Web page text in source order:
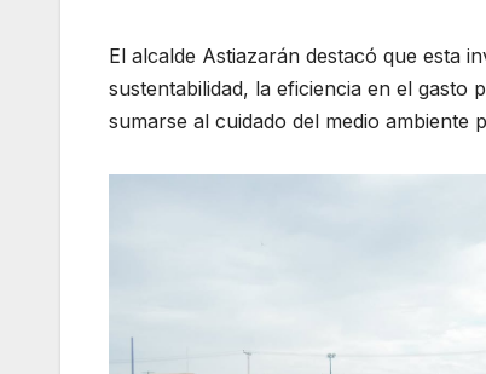
El alcalde Astiazarán destacó que esta
sustentabilidad, la eficiencia en el gasto
sumarse al cuidado del medio ambiente